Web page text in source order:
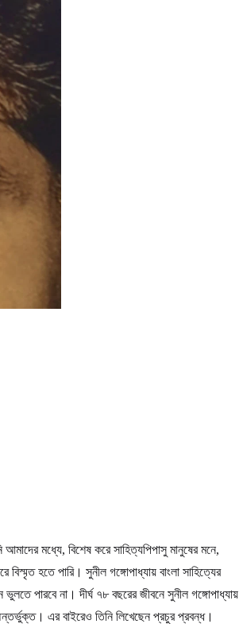
মধ্যে, বিশেষ করে সাহিত্যপিপাসু মানুষের মনে,
হতে পারি। সুনীল গঙ্গোপাধ্যায় বাংলা সাহিত্যের
পারবে না। দীর্ঘ ৭৮ বছরের জীবনে সুনীল গঙ্গোপাধ্যায়
এর বাইরেও তিনি লিখেছেন প্রচুর প্রবন্ধ।